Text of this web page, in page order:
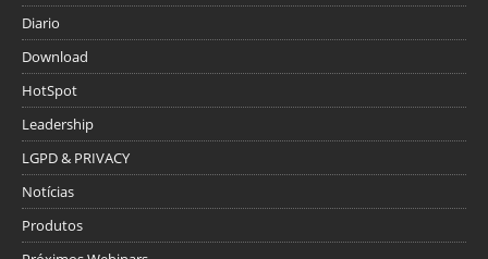
Diario
Download
HotSpot
Leadership
LGPD & PRIVACY
Notícias
Produtos